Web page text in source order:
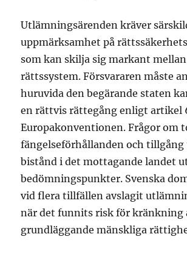
Utlämningsärenden kräver
uppmärksamhet på
som kan skilja sig markant
rättssystem. Försvararen måste
huruvida den begärande staten
en rättvis rättegång enligt artikel
Europakonventionen. Frågor om
fängelseförhållanden och
bistånd i det mottagande landet
bedömningspunkter. Svenska
vid flera tillfällen avslagit
när det funnits risk för kränkning
grundläggande mänskliga